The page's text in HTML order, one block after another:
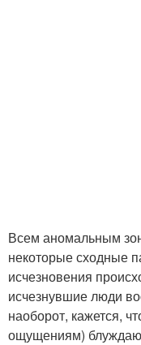
Всем аномальным
некоторые сходные
исчезновения
исчезнувшие люди
наоборот, кажется,
ощущениям)